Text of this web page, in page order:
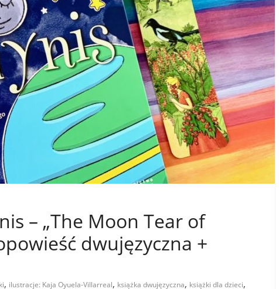
– „The Moon Tear of
dwujęzyczna +
, ilustracje: Kaja Oyuela-Villarreal, książka dwujęzyczna, książki dla dzieci,